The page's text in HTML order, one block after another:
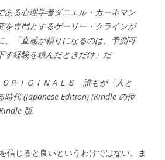
ある心理学者ダニエル・カーネマン
を専門とするゲーリー・クラインが
、「直感が頼りになるのは、予測可
す経験を積んだときだけ」だ
ＯＲＩＧＩＮＡＬＳ 誰もが「人と
時代 (Japanese Edition) (Kindle の位
版.
信じると良いというわけではない。ま